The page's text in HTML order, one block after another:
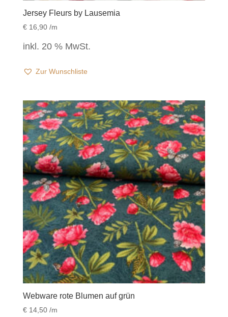
Jersey Fleurs by Lausemia
€16,90/m
inkl. 20 % MwSt.
Zur Wunschliste
Webware rote Blumen auf grün
€14,50/m